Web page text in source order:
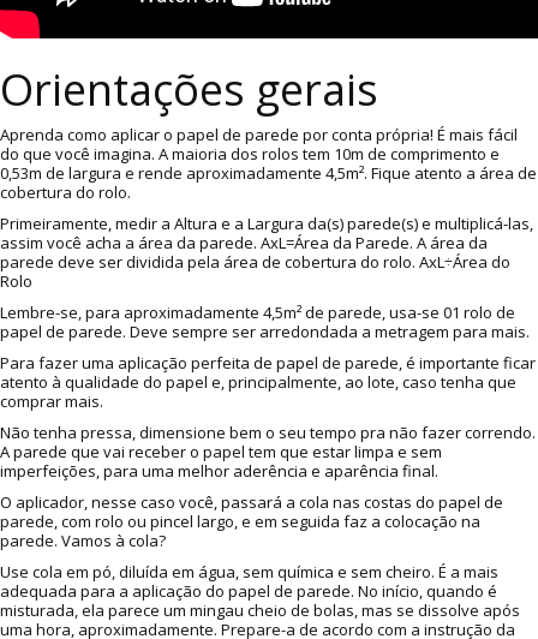
Orientações gerais
Aprenda como aplicar o papel de parede por conta própria! É mais fácil
do que você imagina. A maioria dos rolos tem 10m de comprimento e
0,53m de largura e rende aproximadamente 4,5m². Fique atento a área de
cobertura do rolo.
Primeiramente, medir a Altura e a Largura da(s) parede(s) e multiplicá-las,
assim você acha a área da parede. AxL=Área da Parede. A área da
parede deve ser dividida pela área de cobertura do rolo. AxL÷Área do
Rolo
Lembre-se, para aproximadamente 4,5m² de parede, usa-se 01 rolo de
papel de parede. Deve sempre ser arredondada a metragem para mais.
Para fazer uma aplicação perfeita de papel de parede, é importante ficar
atento à qualidade do papel e, principalmente, ao lote, caso tenha que
comprar mais.
Não tenha pressa, dimensione bem o seu tempo pra não fazer correndo.
A parede que vai receber o papel tem que estar limpa e sem
imperfeições, para uma melhor aderência e aparência final.
O aplicador, nesse caso você, passará a cola nas costas do papel de
parede, com rolo ou pincel largo, e em seguida faz a colocação na
parede. Vamos à cola?
Use cola em pó, diluída em água, sem química e sem cheiro. É a mais
adequada para a aplicação do papel de parede. No início, quando é
misturada, ela parece um mingau cheio de bolas, mas se dissolve após
uma hora, aproximadamente. Prepare-a de acordo com a instrução da